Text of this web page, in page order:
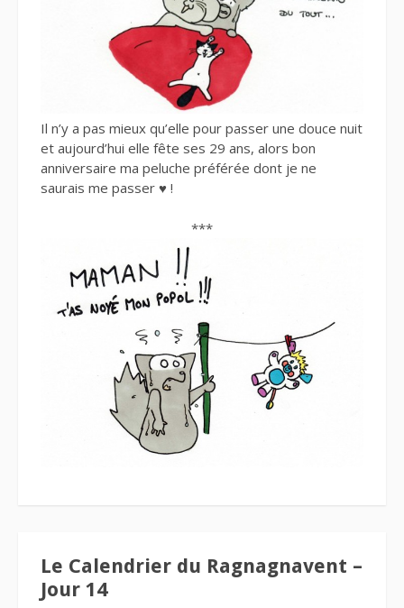
Il n’y a pas mieux qu’elle pour passer une douce nuit
et aujourd’hui elle fête ses 29 ans, alors bon
anniversaire ma peluche préférée dont je ne
saurais me passer ♥ !
***
Le Calendrier du Ragnagnavent –
Jour 14